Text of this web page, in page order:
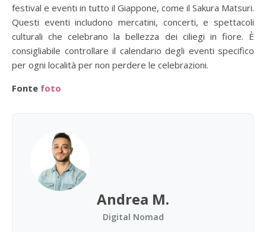
festival e eventi in tutto il Giappone, come il Sakura Matsuri.
Questi eventi includono mercatini, concerti, e spettacoli
culturali che celebrano la bellezza dei ciliegi in fiore. È
consigliabile controllare il calendario degli eventi specifico
per ogni località per non perdere le celebrazioni.
Fonte foto
Andrea M.
Digital Nomad